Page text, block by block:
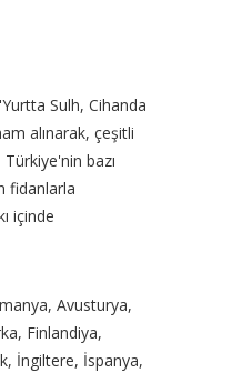
Sulh, Cihanda
alınarak, çeşitli
bazı
fidanlarla
içinde
Avusturya,
Finlandiya,
İngiltere, İspanya,